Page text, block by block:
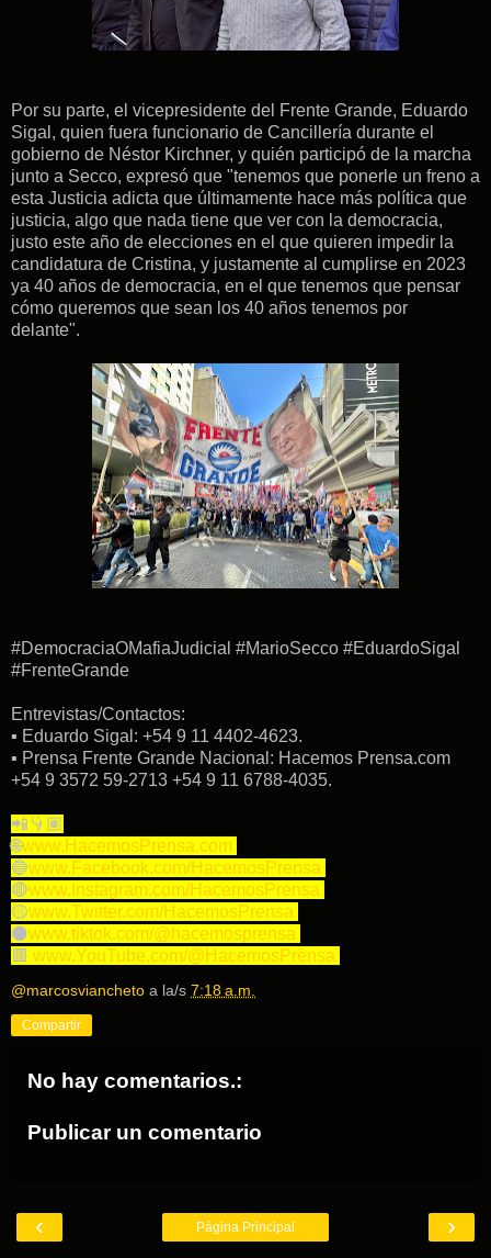
Por su parte, el vicepresidente del Frente Grande, Eduardo
Sigal, quien fuera funcionario de Cancillería durante el
gobierno de Néstor Kirchner, y quién participó de la marcha
junto a Secco, expresó que "tenemos que ponerle un freno a
esta Justicia adicta que últimamente hace más política que
justicia, algo que nada tiene que ver con la democracia,
justo este año de elecciones en el que quieren impedir la
candidatura de Cristina, y justamente al cumplirse en 2023
ya 40 años de democracia, en el que tenemos que pensar
cómo queremos que sean los 40 años tenemos por
delante".
#DemocraciaOMafiaJudicial #MarioSecco #EduardoSigal
#FrenteGrande
Entrevistas/Contactos:
▪︎ Eduardo Sigal: +54 9 11 4402-4623.
▪︎ Prensa Frente Grande Nacional: Hacemos Prensa.com
+54 9 3572 59-2713 +54 9 11 6788-4035.
📲👇🏽
🌐www.HacemosPrensa.com
🔵www.Facebook.com/HacemosPrensa
🔴www.Instagram.com/HacemosPrensa
🟡www.Twitter.com/HacemosPrensa
⚫️www.tiktok.com/@hacemosprensa
🟥 www.YouTube.com/@HacemosPrensa
@marcosviancheto a la/s 7:18 a.m.
Compartir
No hay comentarios.:
Publicar un comentario
‹ ›
Página Principal